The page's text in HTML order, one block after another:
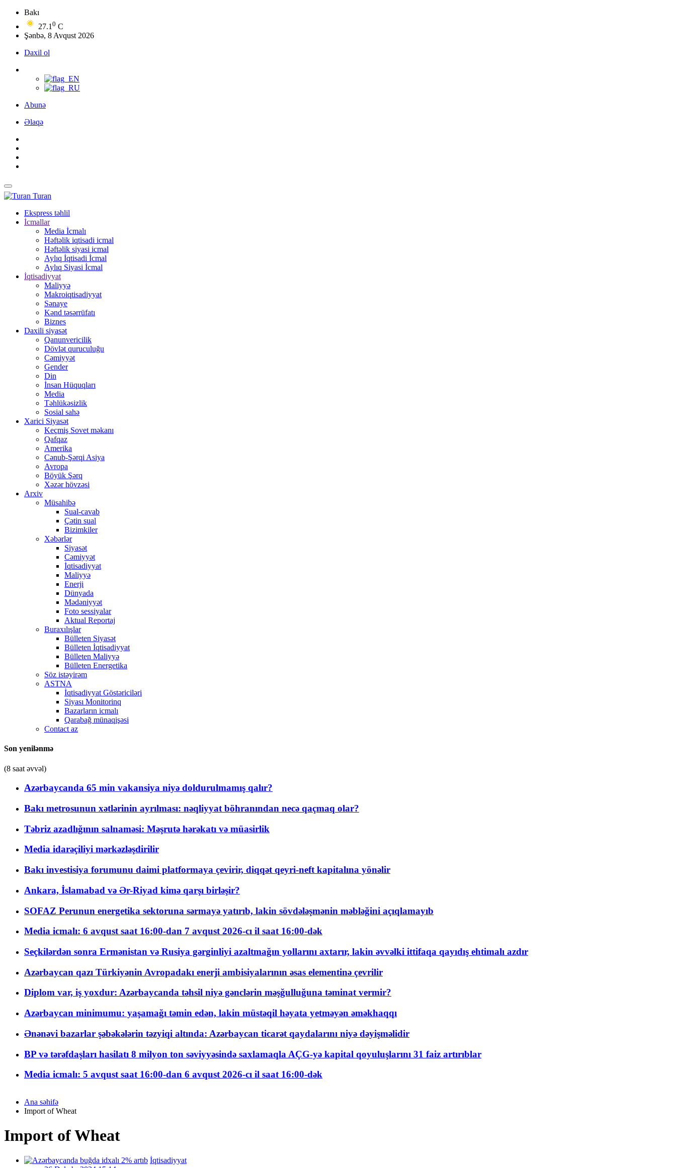
Bakı
27.1 0 C
Şənbə, 8 Avqust 2026
Daxil ol
Abunə
Əlaqə
Turan
Ekspress təhlil
İcmallar
Media İcmalı
Həftəlik iqtisadi icmal
Həftəlik siyasi icmal
Aylıq İqtisadi İcmal
Aylıq Siyasi İcmal
İqtisadiyyat
Maliyyə
Makroiqtisadiyyat
Sənaye
Kənd təsərrüfatı
Biznes
Daxili siyasət
Qanunvericilik
Dövlət quruculuğu
Cəmiyyət
Gender
Din
İnsan Hüquqları
Media
Təhlükəsizlik
Sosial sahə
Xarici Siyasət
Keçmiş Sovet məkanı
Qafqaz
Amerika
Cənub-Şərqi Asiya
Avropa
Böyük Şərq
Xəzər hövzəsi
Arxiv
Müsahibə
Sual-cavab
Çətin sual
Bizimkiler
Xəbərlər
Siyasət
Cəmiyyət
İqtisadiyyat
Maliyyə
Enerji
Dünyada
Mədəniyyət
Foto sessiyalar
Aktual Reportaj
Buraxılışlar
Bülleten Siyasət
Bülleten İqtisadiyyat
Bülleten Maliyyə
Bülleten Energetika
Söz istəyirəm
ASTNA
İqtisadiyyat Göstəriciləri
Siyası Monitorinq
Bazarların icmalı
Qarabağ münaqişəsi
Contact az
Son yenilənmə
(8 saat əvvəl)
Azərbaycanda 65 min vakansiya niyə doldurulmamış qalır?
Bakı metrosunun xətlərinin ayrılması: nəqliyyat böhranından necə qaçmaq olar?
Təbriz azadlığının salnaməsi: Məşrutə hərəkatı və müasirlik
Media idarəçiliyi mərkəzləşdirilir
Bakı investisiya forumunu daimi platformaya çevirir, diqqət qeyri-neft kapitalına yönəlir
Ankara, İslamabad və Ər-Riyad kimə qarşı birləşir?
SOFAZ Perunun energetika sektoruna sərmayə yatırıb, lakin sövdələşmənin məbləğini açıqlamayıb
Media icmalı: 6 avqust saat 16:00-dan 7 avqust 2026-cı il saat 16:00-dək
Seçkilərdən sonra Ermənistan və Rusiya gərginliyi azaltmağın yollarını axtarır, lakin əvvəlki ittifaqa qayıdış ehtimalı azdır
Azərbaycan qazı Türkiyənin Avropadakı enerji ambisiyalarının əsas elementinə çevrilir
Diplom var, iş yoxdur: Azərbaycanda təhsil niyə gənclərin məşğulluğuna təminat vermir?
Azərbaycan minimumu: yaşamağı təmin edən, lakin müstəqil həyata yetməyən əməkhaqqı
Ənənəvi bazarlar şəbəkələrin təzyiqi altında: Azərbaycan ticarət qaydalarını niyə dəyişməlidir
BP və tərəfdaşları hasilatı 8 milyon ton səviyyəsində saxlamaqla AÇG-yə kapital qoyuluşlarını 31 faiz artırıblar
Media icmalı: 5 avqust saat 16:00-dan 6 avqust 2026-cı il saat 16:00-dək
Ana səhifə
Import of Wheat
Import of Wheat
İqtisadiyyat